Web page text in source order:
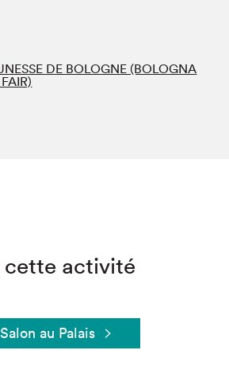
DE BOLOGNE (BOLOGNA
cette activité
au Palais